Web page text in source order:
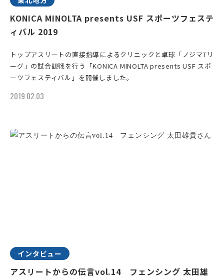
KONICA MINOLTA presents USF スポーツフェステ
ィバル 2019
トップアスリートの直接指導によるクリニックと卓球「ノジマTリ
ーグ」の試合観戦を行う「KONICA MINOLTA presents USF スポ
ーツフェスティバル」を開催しました。
2019.02.03
インタビュー
アスリートからの伝言vol.14 フェンシング 太田雄